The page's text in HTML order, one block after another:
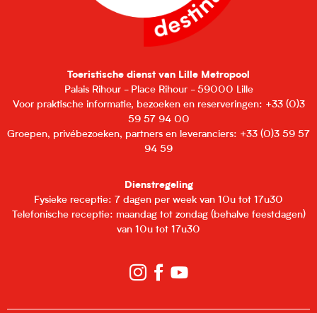
Toeristische dienst van Lille Metropool
Palais Rihour - Place Rihour - 59000 Lille
Voor praktische informatie, bezoeken en reserveringen: +33 (0)3
59 57 94 00
Groepen, privébezoeken, partners en leveranciers: +33 (0)3 59 57
94 59
Dienstregeling
Fysieke receptie: 7 dagen per week van 10u tot 17u30
Telefonische receptie: maandag tot zondag (behalve feestdagen)
van 10u tot 17u30